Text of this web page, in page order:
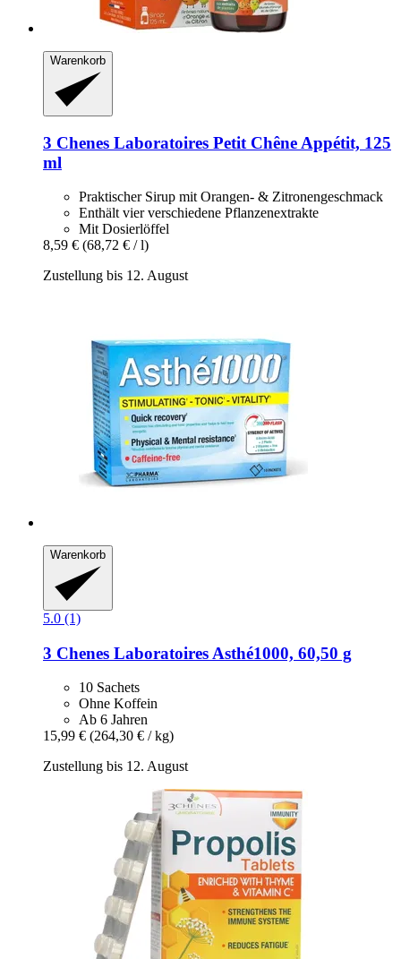
Warenkorb
3 Chenes Laboratoires Petit Chêne Appétit, 125
ml
Praktischer Sirup mit Orangen- & Zitronengeschmack
Enthält vier verschiedene Pflanzenextrakte
Mit Dosierlöffel
8,59 € (68,72 € / l)
Zustellung bis 12. August
Warenkorb
5.0 (1)
3 Chenes Laboratoires Asthé1000, 60,50 g
10 Sachets
Ohne Koffein
Ab 6 Jahren
15,99 € (264,30 € / kg)
Zustellung bis 12. August